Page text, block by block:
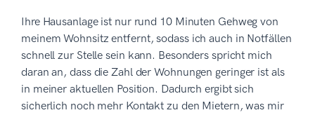
Ihre Hausanlage ist nur rund 10 Minuten Gehweg von
meinem Wohnsitz entfernt, sodass ich auch in Notfällen
schnell zur Stelle sein kann. Besonders spricht mich
daran an, dass die Zahl der Wohnungen geringer ist als
in meiner aktuellen Position. Dadurch ergibt sich
sicherlich noch mehr Kontakt zu den Mietern, was mir